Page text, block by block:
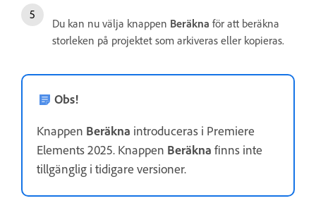
Du kan nu välja knappen Beräkna för att beräkna
storleken på projektet som arkiveras eller kopieras.
Obs!
Knappen Beräkna introduceras i Premiere
Elements 2025. Knappen Beräkna finns inte
tillgänglig i tidigare versioner.